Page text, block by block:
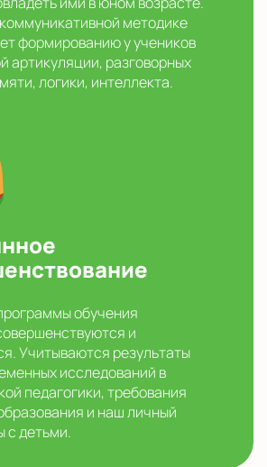
методике
формированию у учеников
артикуляции, разговорных
логики, интеллекта.
обучения
и
Учитываются результаты
исследований в
педагогики, требования
и наш личный
с детьми.